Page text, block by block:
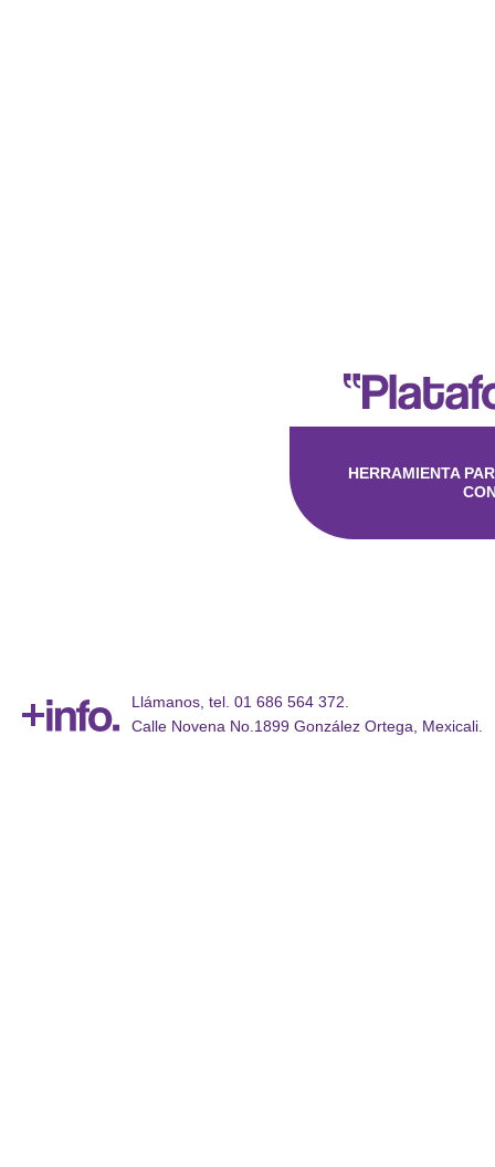
HERRAMIENTA
Llámanos, tel. 01 686 564 372.
Calle Novena No.1899 González Ortega, Mexicali.